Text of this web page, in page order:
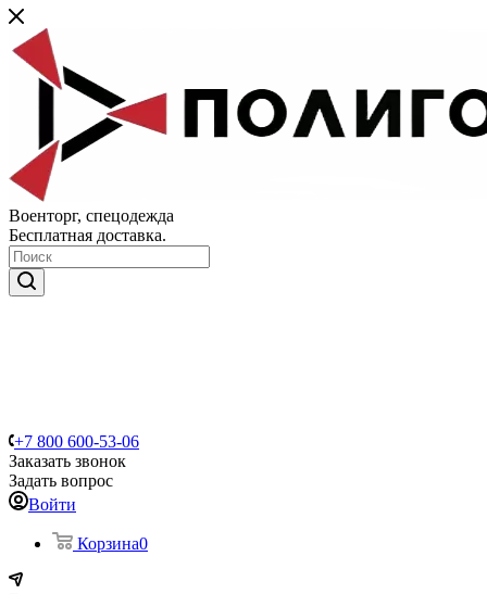
Военторг, спецодежда
Бесплатная доставка.
+7 800 600-53-06
Заказать звонок
Задать вопрос
Войти
Корзина0